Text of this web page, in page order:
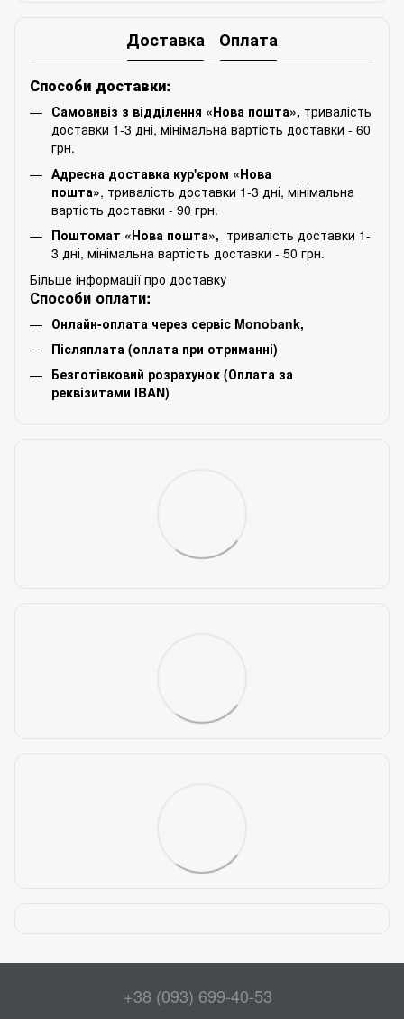
Доставка Оплата
Способи доставки:
Самовивіз з відділення «Нова пошта», тривалість
доставки 1-3 дні, мінімальна вартість доставки - 60
грн.
Адресна доставка кур'єром «Нова
пошта», тривалість доставки 1-3 дні, мінімальна
вартість доставки - 90 грн.
Поштомат «Нова пошта», тривалість доставки 1-
3 дні, мінімальна вартість доставки - 50 грн.
Більше інформації про доставку
Способи оплати:
Онлайн-оплата через сервіс Monobank,
Післяплата (оплата при отриманні)
Безготівковий розрахунок (Оплата за
реквізитами IBAN)
+38 (093) 699-40-53